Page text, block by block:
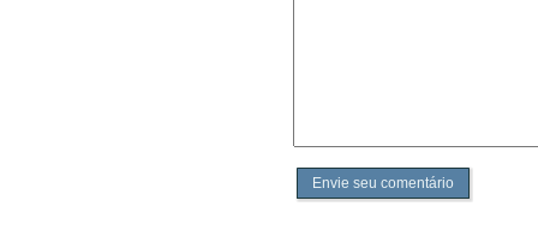
Envie seu comentário